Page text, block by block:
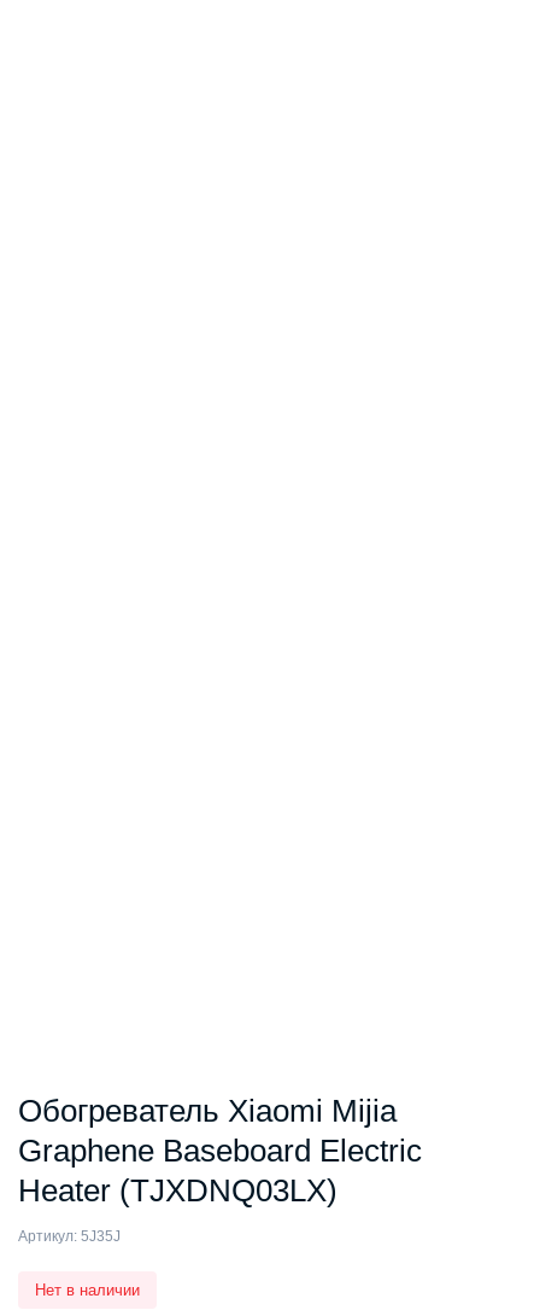
Обогреватель Xiaomi Mijia
Graphene Baseboard Electric
Heater (TJXDNQ03LX)
Артикул: 5J35J
Нет в наличии